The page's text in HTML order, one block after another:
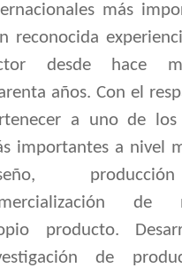
más
reconocida
desde hace
años. Con el
a uno de los
importantes a nivel
de
producto.
de